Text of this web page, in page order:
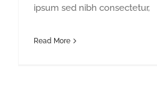
ipsum sed nibh consectetur,
Read More